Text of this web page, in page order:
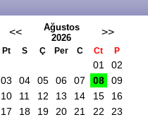
<<
Ağustos
2026
>>
Pt S Ç Per C Ct P
01
02
03
04 05 06 07 08
09
10
11 12 13 14 15
16
17
18 19 20 21 22
23